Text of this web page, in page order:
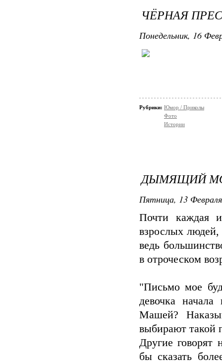
ЧЁРНАЯ
Понедельник, 16
Рубрики: Юмор / Приколы
Фото
Истории
ДЫМЯЩИЙ
Пятница, 13
Почти каждая
взрослых
ведь
в отроческом
"Письмо мое
девочка
Машей?
выбирают такой
Другие говорят
бы сказать